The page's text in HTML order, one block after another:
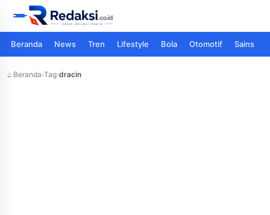
Beranda News Tren Lifestyle Bola Otomotif Sains
⌂ Beranda›Tag›dracin